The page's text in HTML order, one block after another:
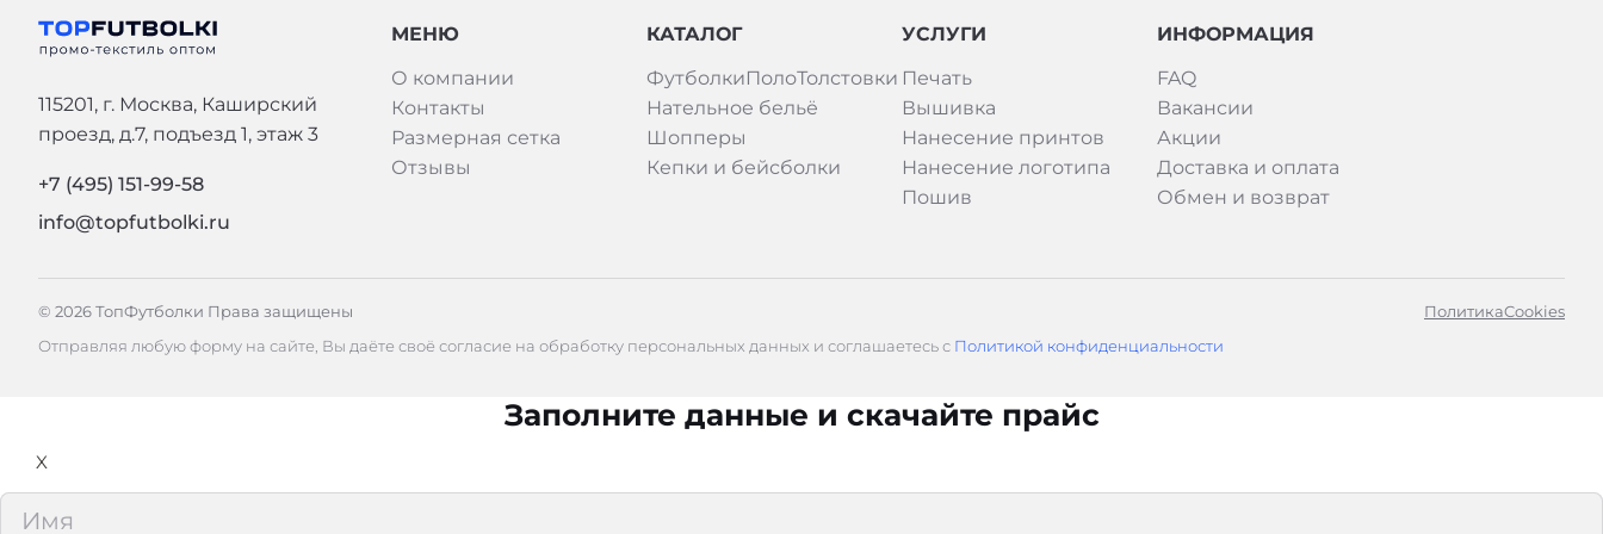
115201, г. Москва, Каширский
проезд, д.7, подъезд 1, этаж 3
+7 (495) 151-99-58
info@topfutbolki.ru
МЕНЮ
О компании
Контакты
Размерная сетка
Отзывы
КАТАЛОГ
ФутболкиПолоТолстовки
Нательное бельё
Шопперы
Кепки и бейсболки
УСЛУГИ
Печать
Вышивка
Нанесение принтов
Нанесение логотипа
Пошив
ИНФОРМАЦИЯ
FAQ
Вакансии
Акции
Доставка и оплата
Обмен и возврат
© 2026 ТопФутболки Права защищены ПолитикаCookies
Отправляя любую форму на сайте, Вы даёте своё согласие на обработку персональных данных и соглашаетесь с Политикой конфиденциальности
Заполните данные и скачайте прайс
X